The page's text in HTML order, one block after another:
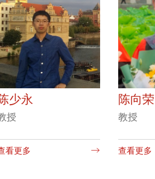
少永
授
看更多
陈向荣
​教授
查看更多